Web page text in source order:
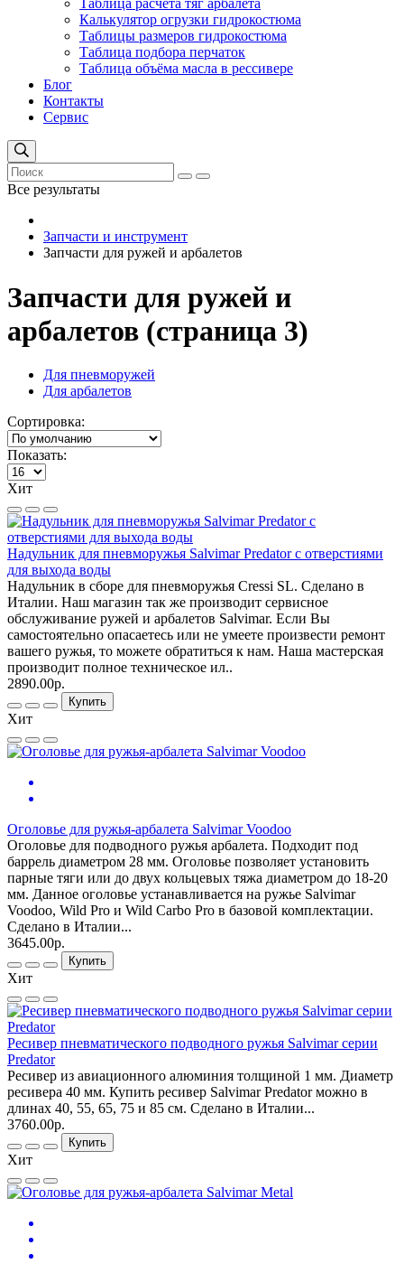
Таблица расчёта тяг арбалета
Калькулятор огрузки гидрокостюма
Таблицы размеров гидрокостюма
Таблица подбора перчаток
Таблица объёма масла в рессивере
Блог
Контакты
Сервис
Все результаты
Запчасти и инструмент
Запчасти для ружей и арбалетов
Запчасти для ружей и
арбалетов (страница 3)
Для пневморужей
Для арбалетов
Сортировка:
Показать:
Хит
Надульник для пневморужья Salvimar Predator с отверстиями
для выхода воды
Надульник в сборе для пневморужья Cressi SL. Сделано в
Италии. Наш магазин так же производит сервисное
обслуживание ружей и арбалетов Salvimar. Если Вы
самостоятельно опасаетесь или не умеете произвести ремонт
вашего ружья, то можете обратиться к нам. Наша мастерская
производит полное техническое ил..
2890.00р.
Купить
Хит
Оголовье для ружья-арбалета Salvimar Voodoo
Оголовье для подводного ружья арбалета. Подходит под
баррель диаметром 28 мм. Оголовье позволяет установить
парные тяги или до двух кольцевых тяжа диаметром до 18-20
мм. Данное оголовье устанавливается на ружье Salvimar
Voodoo, Wild Pro и Wild Carbo Pro в базовой комплектации.
Сделано в Италии...
3645.00р.
Купить
Хит
Ресивер пневматического подводного ружья Salvimar серии
Predator
Ресивер из авиационного алюминия толщиной 1 мм. Диаметр
ресивера 40 мм. Купить ресивер Salvimar Predator можно в
длинах 40, 55, 65, 75 и 85 см. Сделано в Италии...
3760.00р.
Купить
Хит